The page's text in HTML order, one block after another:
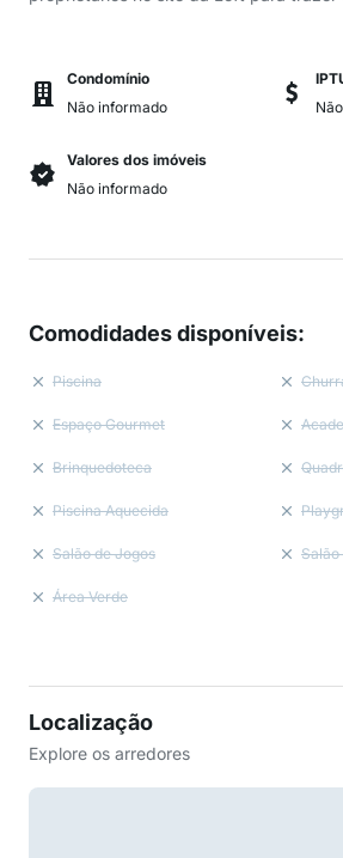
Condomínio
Não informado
Valores dos imóveis
Não informado
Comodidades disponíveis:
Piscina
Espaço Gourmet
Brinquedoteca
Piscina Aquecida
Salão de Jogos Salão
Área Verde
Localização
Explore os arredores